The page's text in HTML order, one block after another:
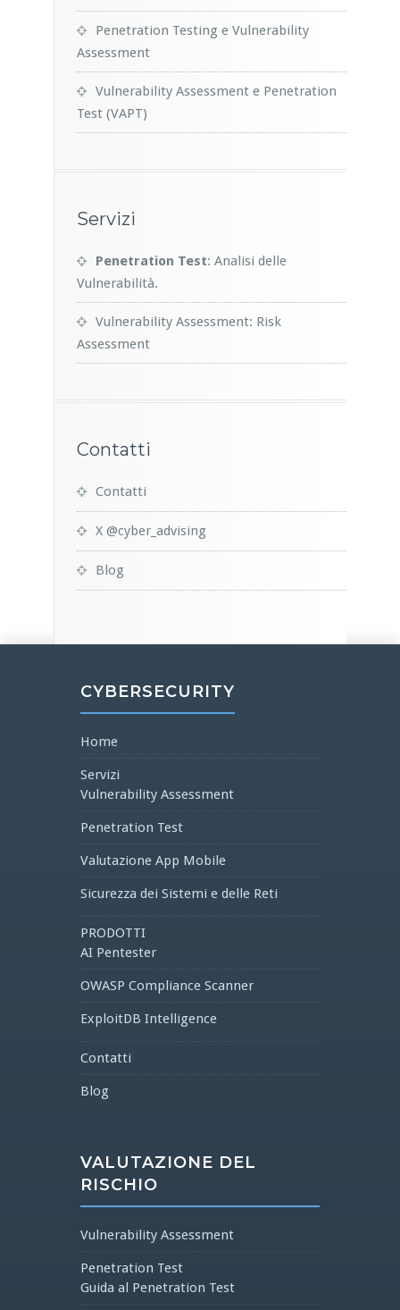
Penetration Testing e Vulnerability
Assessment
Vulnerability Assessment e Penetration
Test (VAPT)
Servizi
Penetration Test: Analisi delle
Vulnerabilità.
Vulnerability Assessment: Risk
Assessment
Contatti
Contatti
X @cyber_advising
Blog
CYBERSECURITY
Home
Servizi
Vulnerability Assessment
Penetration Test
Valutazione App Mobile
Sicurezza dei Sistemi e delle Reti
PRODOTTI
AI Pentester
OWASP Compliance Scanner
ExploitDB Intelligence
Contatti
Blog
VALUTAZIONE DEL
RISCHIO
Vulnerability Assessment
Penetration Test
Guida al Penetration Test